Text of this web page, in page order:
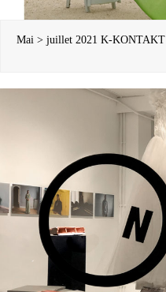
Mai > juillet 2021 K-KONTAKT